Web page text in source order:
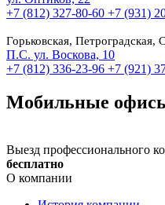
+7 (812) 327-80-60 +7 (931)
Горьковская, Петроградская,
П.С. ул. Воскова, 10
+7 (812) 336-23-96 +7 (921)
Мобильные
Выезд профессионального
бесплатно
О компании